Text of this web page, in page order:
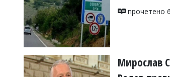
УКРАЙНА
СПОРТ
РАЗСЛЕДВАНЕ
БИЗНЕС
прочетено
Мирослав